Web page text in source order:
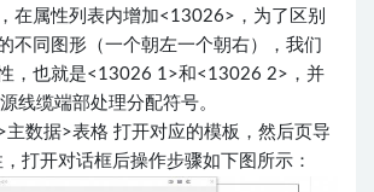
在属性列表内增加<13026>，为了区别
不同图形（一个朝左一个朝右），我们
，也就是<13026 1>和<13026 2>，并
线缆端部处理分配符号。
主数据>表格 打开对应的模板，然后页导
打开对话框后操作步骤如下图所示：